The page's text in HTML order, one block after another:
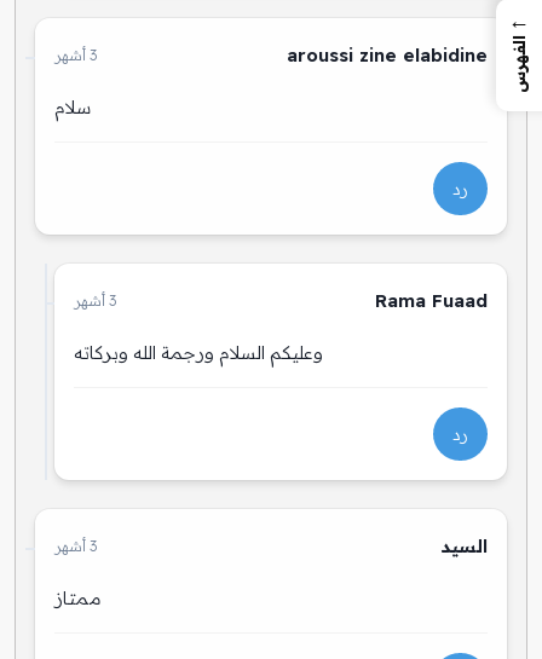
aroussi zine elabidine 3 أشهر
سلام
رد
Rama Fuaad 3 أشهر
وعليكم السلام ورجمة الله وبركاته
رد
السيد 3 أشهر
ممتاز
←
الفهرس